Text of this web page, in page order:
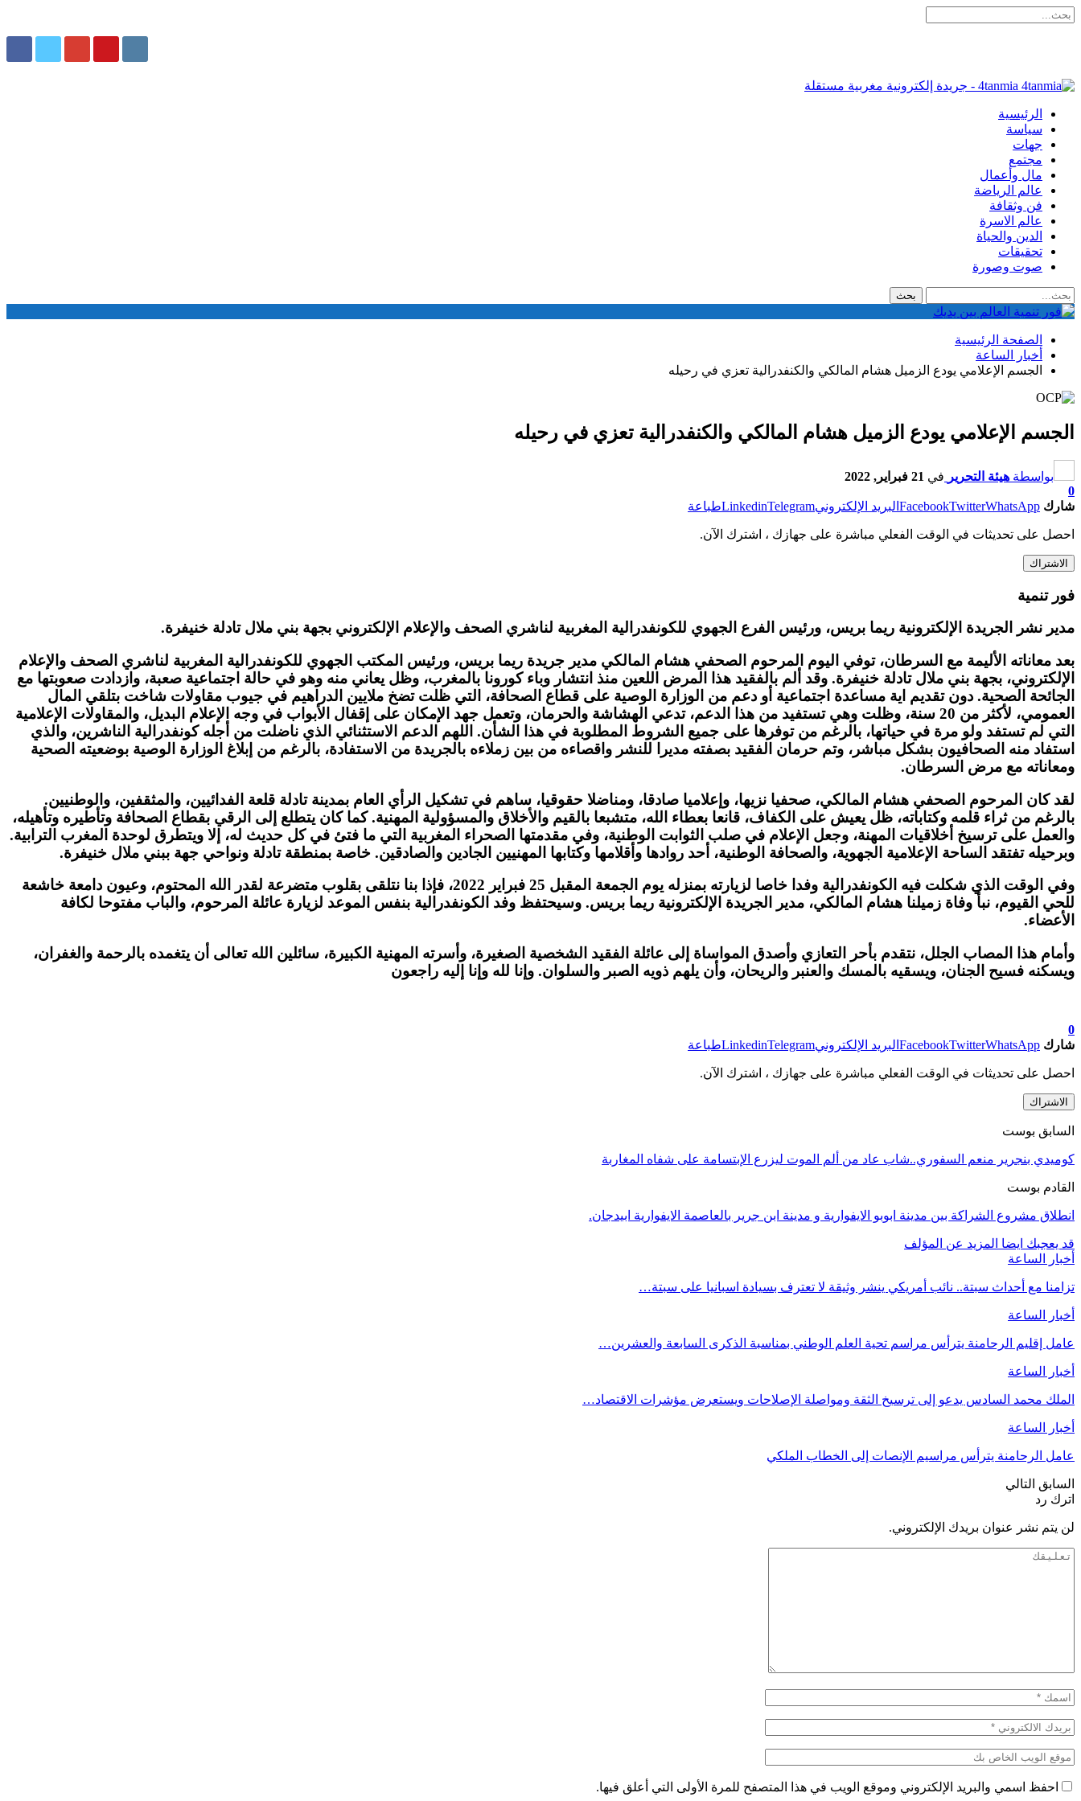
4tanmia - جريدة إلكترونية مغربية مستقلة
الرئيسية
سياسة
جهات
مجتمع
مال وأعمال
عالم الرياضة
فن وثقافة
عالم الاسرة
الدين والحياة
تحقيقات
صوت وصورة
الصفحة الرئيسية
أخبار الساعة
الجسم الإعلامي يودع الزميل هشام المالكي والكنفدرالية تعزي في رحيله
الجسم الإعلامي يودع الزميل هشام المالكي والكنفدرالية تعزي في رحيله
بواسطة هيئة التحرير في 21 فبراير, 2022
0
شارك
FacebookTwitterWhatsApp البريد الإلكتروني LinkedinTelegram طباعة
احصل على تحديثات في الوقت الفعلي مباشرة على جهازك ، اشترك الآن.
الاشتراك
فور تنمية
مدير نشر الجريدة الإلكترونية ريما بريس، ورئيس الفرع الجهوي للكونفدرالية المغربية لناشري الصحف والإعلام الإلكتروني بجهة بني ملال تادلة خنيفرة.
بعد معاناته الأليمة مع السرطان، توفي اليوم المرحوم الصحفي هشام المالكي مدير جريدة ريما بريس، ورئيس المكتب الجهوي للكونفدرالية المغربية لناشري الصحف والإعلام
الإلكتروني، بجهة بني ملال تادلة خنيفرة. وقد ألم بالفقيد هذا المرض اللعين منذ انتشار وباء كورونا بالمغرب، وظل يعاني منه وهو في حالة اجتماعية صعبة، وازدادت صعوبتها مع
الجائحة الصحية. دون تقديم اية مساعدة اجتماعية أو دعم من الوزارة الوصية على قطاع الصحافة، التي ظلت تضخ ملايين الدراهيم في جيوب مقاولات شاخت بتلقي المال
العمومي، لأكثر من 20 سنة، وظلت وهي تستفيد من هذا الدعم، تدعي الهشاشة والحرمان، وتعمل جهد الإمكان على إقفال الأبواب في وجه الإعلام البديل، والمقاولات الإعلامية
التي لم تستفد ولو مرة في حياتها، بالرغم من توفرها على جميع الشروط المطلوبة في هذا الشأن. اللهم الدعم الاستثنائي الذي ناضلت من أجله كونفدرالية الناشرين، والذي
استفاد منه الصحافيون بشكل مباشر، وتم حرمان الفقيد بصفته مديرا للنشر واقصاءه من بين زملاءه بالجريدة من الاستفادة، بالرغم من إبلاغ الوزارة الوصية بوضعيته الصحية
ومعاناته مع مرض السرطان.
لقد كان المرحوم الصحفي هشام المالكي، صحفيا نزيها، وإعلاميا صادقا، ومناضلا حقوقيا، ساهم في تشكيل الرأي العام بمدينة تادلة قلعة الفدائيين، والمثقفين، والوطنيين.
بالرغم من ثراء قلمه وكتاباته، ظل يعيش على الكفاف، قانعا بعطاء الله، متشبعا بالقيم والأخلاق والمسؤولية المهنية. كما كان يتطلع إلى الرقي بقطاع الصحافة وتأطيره وتأهيله،
والعمل على ترسيخ أخلاقيات المهنة، وجعل الإعلام في صلب الثوابت الوطنية، وفي مقدمتها الصحراء المغربية التي ما فتئ في كل حديث له، إلا ويتطرق لوحدة المغرب الترابية.
وبرحيله تفتقد الساحة الإعلامية الجهوية، والصحافة الوطنية، أحد روادها وأقلامها وكتابها المهنيين الجادين والصادقين. خاصة بمنطقة تادلة ونواحي جهة ببني ملال خنيفرة.
وفي الوقت الذي شكلت فيه الكونفدرالية وفدا خاصا لزيارته بمنزله يوم الجمعة المقبل 25 فبراير 2022، فإذا بنا نتلقى بقلوب متضرعة لقدر الله المحتوم، وعيون دامعة خاشعة
للحي القيوم، نبأ وفاة زميلنا هشام المالكي، مدير الجريدة الإلكترونية ريما بريس. وسيحتفظ وفد الكونفدرالية بنفس الموعد لزيارة عائلة المرحوم، والباب مفتوحا لكافة
الأعضاء.
وأمام هذا المصاب الجلل، نتقدم بأحر التعازي وأصدق المواساة إلى عائلة الفقيد الشخصية الصغيرة، وأسرته المهنية الكبيرة، سائلين الله تعالى أن يتغمده بالرحمة والغفران،
ويسكنه فسيح الجنان، ويسقيه بالمسك والعنبر والريحان، وأن يلهم ذويه الصبر والسلوان. وإنا لله وإنا إليه راجعون
0
شارك
FacebookTwitterWhatsApp البريد الإلكتروني LinkedinTelegram طباعة
احصل على تحديثات في الوقت الفعلي مباشرة على جهازك ، اشترك الآن.
الاشتراك
السابق بوست
كوميدي بنجرير منعم السفوري..شاب عاد من ألم الموت ليزرع الإبتسامة على شفاه المغاربة
القادم بوست
انطلاق مشروع الشراكة بين مدينة ابوبو الايفوارية و مدينة ابن جرير بالعاصمة الايفوارية ابيدجان.
قد يعجبك ايضا المزيد عن المؤلف
أخبار الساعة
تزامنا مع أحداث سبتة.. نائب أمريكي ينشر وثيقة لا تعترف بسيادة اسبانيا على سبتة…
أخبار الساعة
عامل إقليم الرحامنة يترأس مراسم تحية العلم الوطني بمناسبة الذكرى السابعة والعشرين…
أخبار الساعة
الملك محمد السادس يدعو إلى ترسيخ الثقة ومواصلة الإصلاحات ويستعرض مؤشرات الاقتصاد…
أخبار الساعة
عامل الرحامنة يترأس مراسيم الإنصات إلى الخطاب الملكي
السابق التالي
اترك رد
لن يتم نشر عنوان بريدك الإلكتروني.
احفظ اسمي والبريد الإلكتروني وموقع الويب في هذا المتصفح للمرة الأولى التي أعلق فيها.